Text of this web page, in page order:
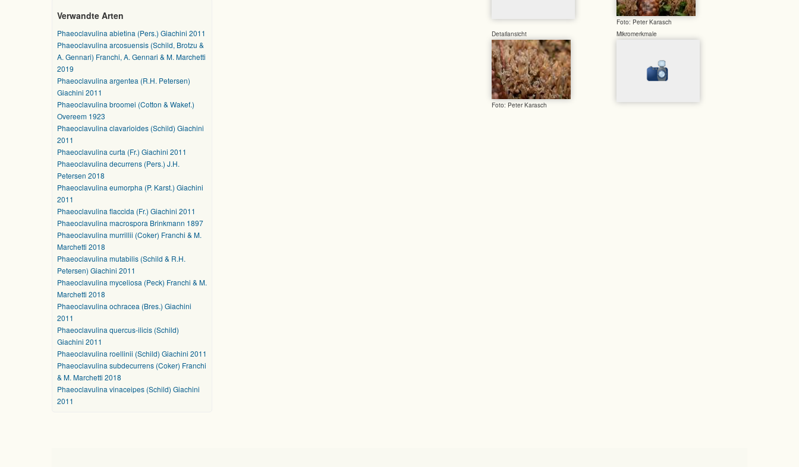
Verwandte Arten
Phaeoclavulina abietina (Pers.) Giachini 2011
Phaeoclavulina arcosuensis (Schild, Brotzu &
A. Gennari) Franchi, A. Gennari & M. Marchetti
2019
Phaeoclavulina argentea (R.H. Petersen)
Giachini 2011
Phaeoclavulina broomei (Cotton & Wakef.)
Overeem 1923
Phaeoclavulina clavarioides (Schild) Giachini
2011
Phaeoclavulina curta (Fr.) Giachini 2011
Phaeoclavulina decurrens (Pers.) J.H.
Petersen 2018
Phaeoclavulina eumorpha (P. Karst.) Giachini
2011
Phaeoclavulina flaccida (Fr.) Giachini 2011
Phaeoclavulina macrospora Brinkmann 1897
Phaeoclavulina murrillii (Coker) Franchi & M.
Marchetti 2018
Phaeoclavulina mutabilis (Schild & R.H.
Petersen) Giachini 2011
Phaeoclavulina myceliosa (Peck) Franchi & M.
Marchetti 2018
Phaeoclavulina ochracea (Bres.) Giachini
2011
Phaeoclavulina quercus-ilicis (Schild)
Giachini 2011
Phaeoclavulina roellinii (Schild) Giachini 2011
Phaeoclavulina subdecurrens (Coker) Franchi
& M. Marchetti 2018
Phaeoclavulina vinaceipes (Schild) Giachini
2011
Foto: Peter Karasch
Detailansicht
Foto: Peter Karasch
Mikromerkmale